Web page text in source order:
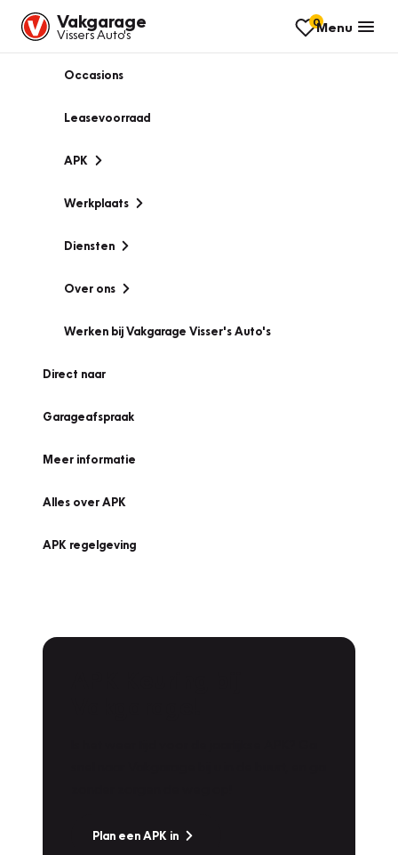
Vakgarage
Vissers Auto's
0Menu
Occasions
Leasevoorraad
APK
Werkplaats
Diensten
Over ons
Werken bij Vakgarage Visser's Auto's
Direct naar
Garageafspraak
Meer informatie
Alles over APK
APK regelgeving
Plan een APK in